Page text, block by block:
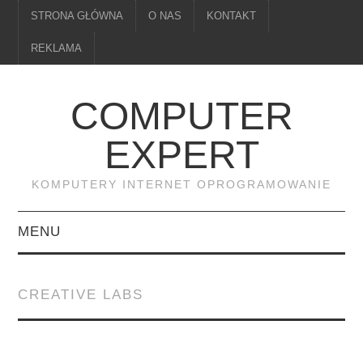
STRONA GŁÓWNA O NAS KONTAKT
REKLAMA
COMPUTER
EXPERT
KOMPUTERY INTERNET OPROGRAMOWANIE
MENU
CREATIVE LABS